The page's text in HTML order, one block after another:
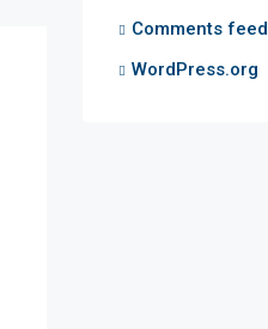
Comments feed
WordPress.org